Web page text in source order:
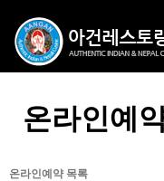
온라인예
온라인예약 목록